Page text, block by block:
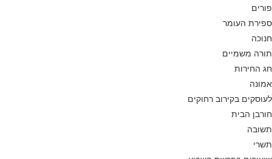
פורים
ספירת העומר
חנוכה
תורה משמיים
חג החירות
אמונה
לעוסקים בקירוב רחוקים
חורבן הבית
תשובה
תשרי